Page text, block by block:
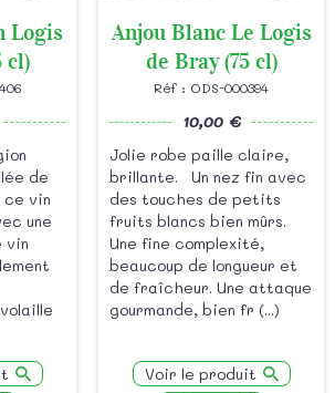
Logis
cl)
de
ce vin
une
vin
Anjou Blanc Le Logis
de Bray (75 cl)
Réf : ODS-000394
10,00 €
Jolie robe paille claire,
brillante. Un nez fin avec
des touches de petits
fruits blancs bien mûrs.
Une fine complexité,
beaucoup de longueur et
de fraîcheur. Une attaque
gourmande, bien fr (...)
Voir le produit